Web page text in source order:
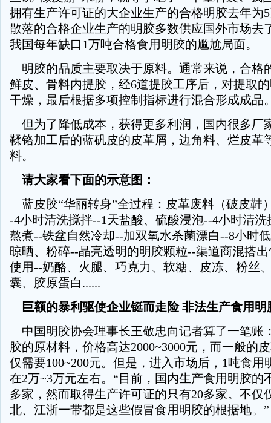
拥有生产许可证的大企业生产的合格明胶去年为
散落的合格企业生产的明胶多数供应国外市场去
我国每年缺口1万吨合格食用明胶的尴尬局面。
明胶的品质主要取决于原料。通常来说，合格
鲜皮、骨料内提胶，经6道提胶工序后，对提取
干燥，最后根据多项控制指标进行混合形成成品
但为了降低成本，获得更多利润，国内很多厂
鞣铬加工后的蓝矾皮的皮革屑，边角料、烂皮革
料。
请大家看下面的示意图：
蓝皮胶“华丽转身”全过程：皮革废料（破皮鞋
-4小时清洗搅拌--1天盐酸、硫酸浸泡--4小时清
熬煮--铁盆自然冷却--加双氧水杀菌漂白--8小时
晾晒、粉碎--晶亮透明的明胶颗粒--渠道商混搭
使用--奶酪、火腿、巧克力、软糖、皮冻、粉丝
囊、胶原蛋白......
巨额的暴利驱使企业铤而走险 非法生产食用明
中国明胶协会理事长王敬忠向记者算了一笔账
胶的原材料，价格高达2000~3000元，而一般的
仅需要100~200元。但是，进入市场后，1吨食用
在2万~3万元左右。“目前，国内生产食用明胶的
多家，然而取得生产许可证的只有20多家。不仅
北、江浙一带都是这些假冒食用明胶的根据地。”